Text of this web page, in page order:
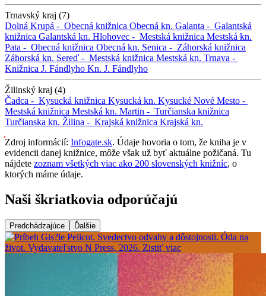
Trnavský kraj (7)
Dolná Krupá - Obecná knižnica Obecná kn. Galanta - Galantská
knižnica Galantská kn. Hlohovec - Mestská knižnica Mestská kn.
Pata - Obecná knižnica Obecná kn. Senica - Záhorská knižnica
Záhorská kn. Sereď - Mestská knižnica Mestská kn. Trnava -
Knižnica J. Fándlyho Kn. J. Fándlyho
Žilinský kraj (4)
Čadca - Kysucká knižnica Kysucká kn. Kysucké Nové Mesto -
Mestská knižnica Mestská kn. Martin - Turčianska knižnica
Turčianska kn. Žilina - Krajská knižnica Krajská kn.
Zdroj informácií: Infogate.sk. Údaje hovoria o tom, že kniha je v
evidencii danej knižnice, môže však už byť aktuálne požičaná. Tu
nájdete zoznam všetkých viac ako 200 slovenských knižníc, o
ktorých máme údaje.
Naši škriatkovia odporúčajú
Predchádzajúce Ďalšie